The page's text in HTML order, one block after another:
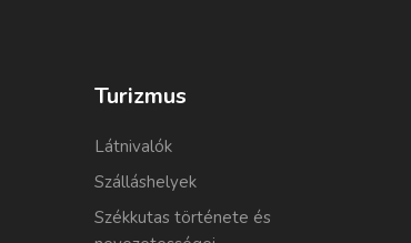
Turizmus
Látnivalók
Szálláshelyek
Székkutas története és